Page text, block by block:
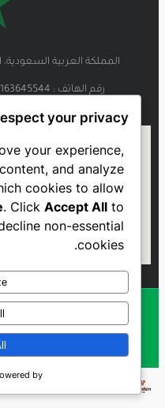
المملكة العربية
رقم الهاتف : 0163645544 – رقم الفاكس : 0163641219
- 2023
your privacy
your experience,
and analyze
cookies to allow
. ClickAccept All to
non-essential
cookies.
by